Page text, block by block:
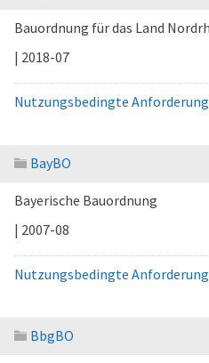
Bauordnung für das Land
| 2018-07
Nutzungsbedingte
BayBO
Bayerische Bauordnung
| 2007-08
Nutzungsbedingte
BbgBO